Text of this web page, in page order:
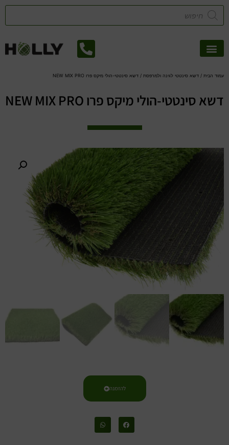
עמוד הבית / דשא סינטטי לגינה ולמרפסת / דשא סינטטי-הולי מיקס פרו NEW MIX PRO
דשא סינטטי-הולי מיקס פרו NEW MIX PRO
להזמנה